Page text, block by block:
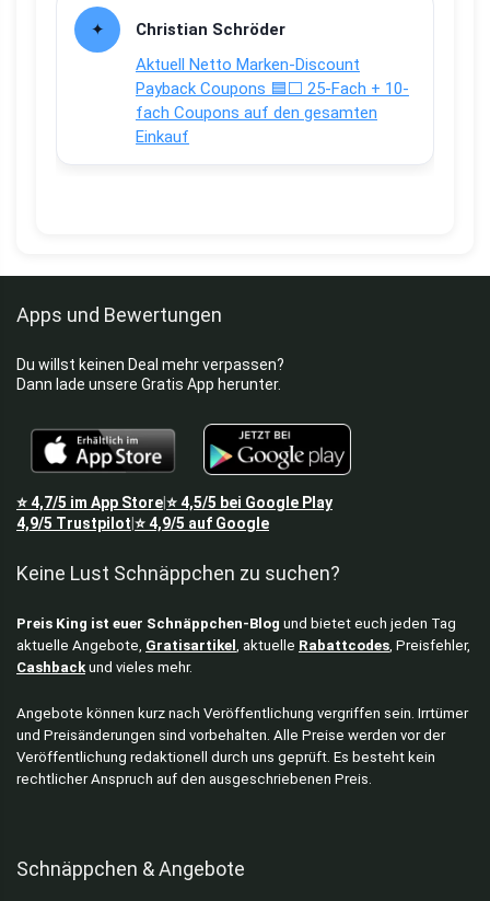
Christian Schröder
Aktuell Netto Marken-Discount
Payback Coupons 🟦⬜ 25-Fach + 10-
fach Coupons auf den gesamten
Einkauf
Apps und Bewertungen
Du willst keinen Deal mehr verpassen?
Dann lade unsere Gratis App herunter.
⭐4,7/5 im App Store⭐4,5/5 bei Google Play
4,9/5 Trustpilot ⭐4,9/5 auf Google
Keine Lust Schnäppchen zu suchen?
Preis King ist euer Schnäppchen-Blog und bietet euch jeden Tag
aktuelle Angebote, Gratisartikel , aktuelle Rabattcodes , Preisfehler,
Cashback und vieles mehr.
Angebote können kurz nach Veröffentlichung vergriffen sein. Irrtümer
und Preisänderungen sind vorbehalten. Alle Preise werden vor der
Veröffentlichung redaktionell durch uns geprüft. Es besteht kein
rechtlicher Anspruch auf den ausgeschriebenen Preis.
Schnäppchen & Angebote